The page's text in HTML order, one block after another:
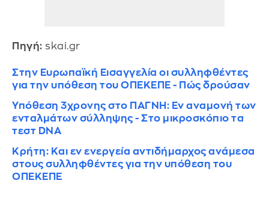
Πηγή: skai.gr
Στην Ευρωπαϊκή Εισαγγελία οι συλληφθέντες
για την υπόθεση του ΟΠΕΚΕΠΕ - Πώς δρούσαν
Υπόθεση 3χρονης στο ΠΑΓΝΗ: Εν αναμονή των
ενταλμάτων σύλληψης - Στο μικροσκόπιο τα
τεστ DNA
Κρήτη: Και εν ενεργεία αντιδήμαρχος ανάμεσα
στους συλληφθέντες για την υπόθεση του
ΟΠΕΚΕΠΕ